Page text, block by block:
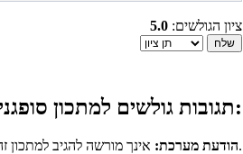
ציון הגולשים:5.0
תגובות גולשים למתכון סופגניות תות עם גבינת מסקרפונה:
הודעת מערכת: אינך מורשה להגיב למתכון לחשבונך על מנת להגיב.